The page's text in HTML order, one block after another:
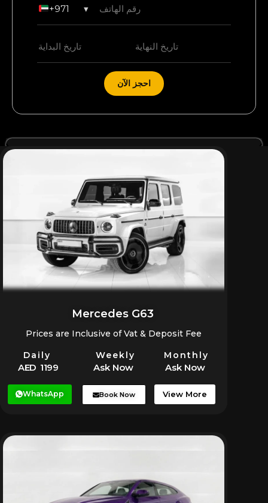
+971 ▾
احجز الآن
Mercedes G63
Prices are Inclusive of Vat & Deposit Fee
Daily Weekly Monthly
AED 1199 Ask Now Ask Now
WhatsApp Book Now View More